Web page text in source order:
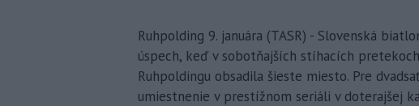
Ruhpolding 9. januára (TASR) - Slovenská
úspech, keď v sobotňajších stíhacích
Ruhpoldingu obsadila šieste miesto. Pre
umiestnenie v prestížnom seriáli v doterajšej